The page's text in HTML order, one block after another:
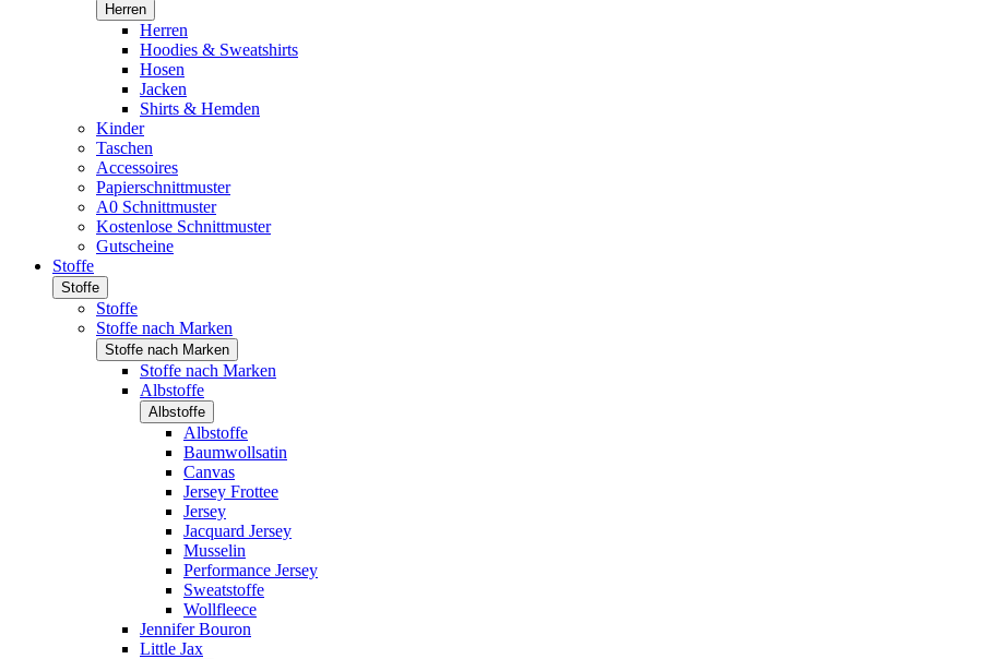
Herren
Herren
Hoodies & Sweatshirts
Hosen
Jacken
Shirts & Hemden
Kinder
Taschen
Accessoires
Papierschnittmuster
A0 Schnittmuster
Kostenlose Schnittmuster
Gutscheine
Stoffe
Stoffe
Stoffe
Stoffe nach Marken
Stoffe nach Marken
Stoffe nach Marken
Albstoffe
Albstoffe
Albstoffe
Baumwollsatin
Canvas
Jersey Frottee
Jersey
Jacquard Jersey
Musselin
Performance Jersey
Sweatstoffe
Wollfleece
Jennifer Bouron
Little Jax